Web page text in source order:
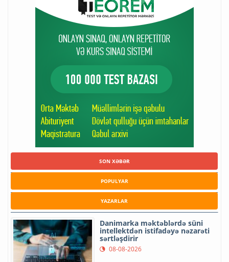
SON XƏBƏR
POPULYAR
YAZARLAR
Danimarka məktəblərdə süni
intellektdən istifadəyə nəzarəti
sərtləşdirir
08-08-2026